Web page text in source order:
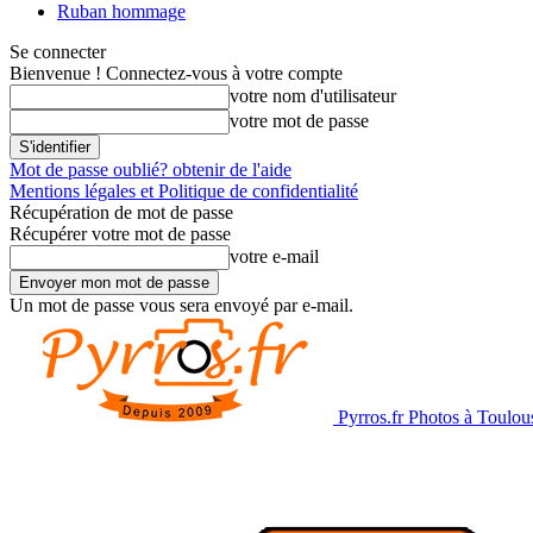
Ruban hommage
Se connecter
Bienvenue ! Connectez-vous à votre compte
votre nom d'utilisateur
votre mot de passe
Mot de passe oublié? obtenir de l'aide
Mentions légales et Politique de confidentialité
Récupération de mot de passe
Récupérer votre mot de passe
votre e-mail
Un mot de passe vous sera envoyé par e-mail.
Pyrros.fr Photos à